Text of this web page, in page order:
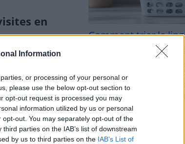
Information
or processing of your personal or
please use the below opt-out section to
opt-out request is processed you may
information utilized by us or personal
out. You may separately opt-out of the
parties on the IAB’s list of downstream
by us to third parties on the IAB’s List of
en
jouir d’un frais
musées et
de
bus, les tramways,
Comment trier le
sans y passer du
Tri du linge : rien qu’en
beaucoup d’entre nous
du lavage vous semble
compliquée, rassurez-vous :
astuces simples